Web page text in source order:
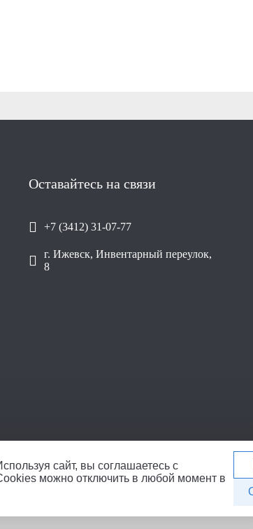
Оставайтесь на связи
+7 (3412) 31-07-77
г. Ижевск, Инвентарный переулок,
8
ООО «Уралплит» | ИНН/КПП
сайт, вы соглашаетесь с
можно отключить в любой момент в